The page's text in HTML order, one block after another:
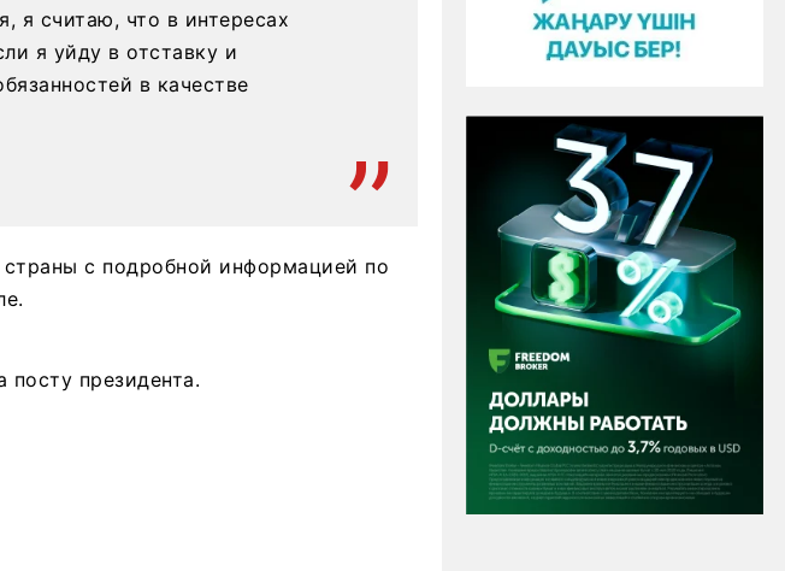
я считаю, что в интересах
я уйду в отставку и
в качестве
с подробной информацией по
президента.